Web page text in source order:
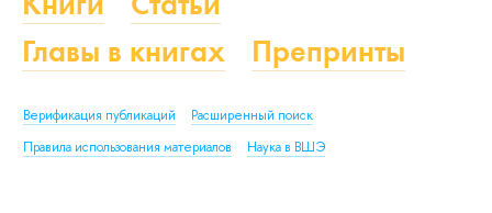
Главы в книгах
Препринты
Верификация публикаций
Расширенный поиск
Правила использования материалов
Наука в ВШЭ